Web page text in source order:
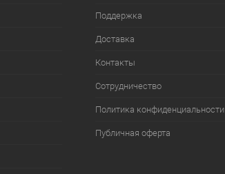
Поддержка
Доставка
Контакты
Сотрудничество
Политика конфиденциальности
Публичная оферта